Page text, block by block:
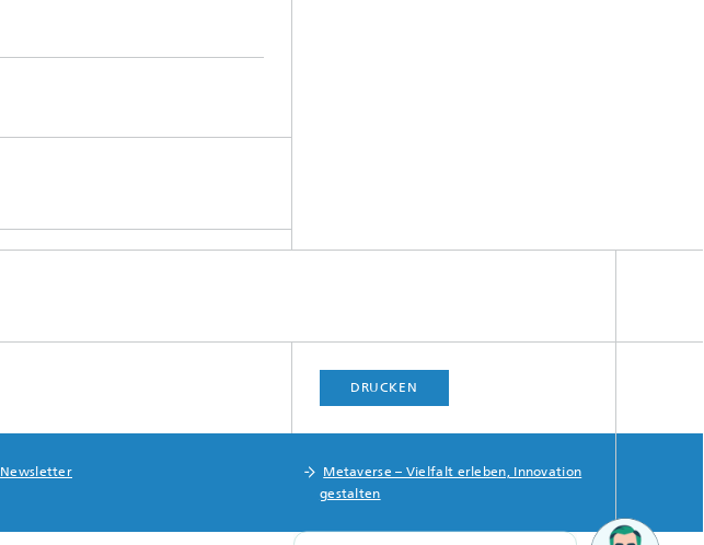
DRUCKEN
Newsletter
Metaverse – Vielfalt erleben, Innovation
gestalten